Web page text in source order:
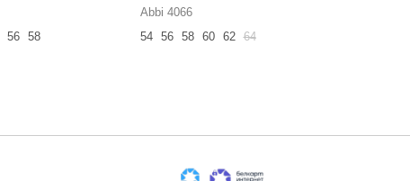
56 58
Abbi 4066
54
56 58 60 62 64